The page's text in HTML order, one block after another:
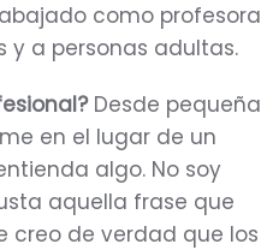
como profesora
y a personas adultas.
Desde pequeña
en el lugar de un
algo. No soy
aquella frase que
creo de verdad que los